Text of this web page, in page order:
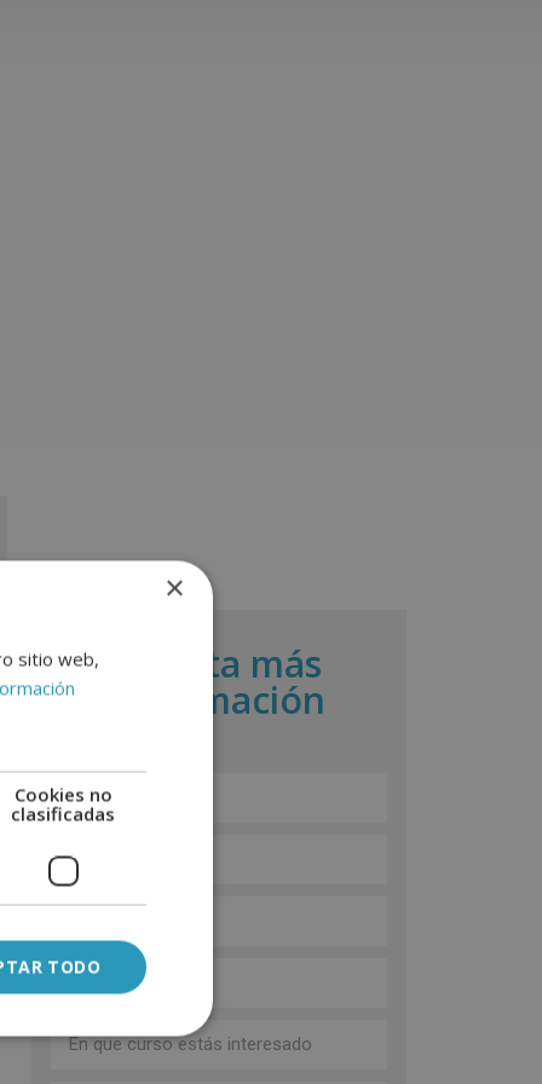
Solicita más
información
×
sitio web,
Cookies no
clasificadas
TODO